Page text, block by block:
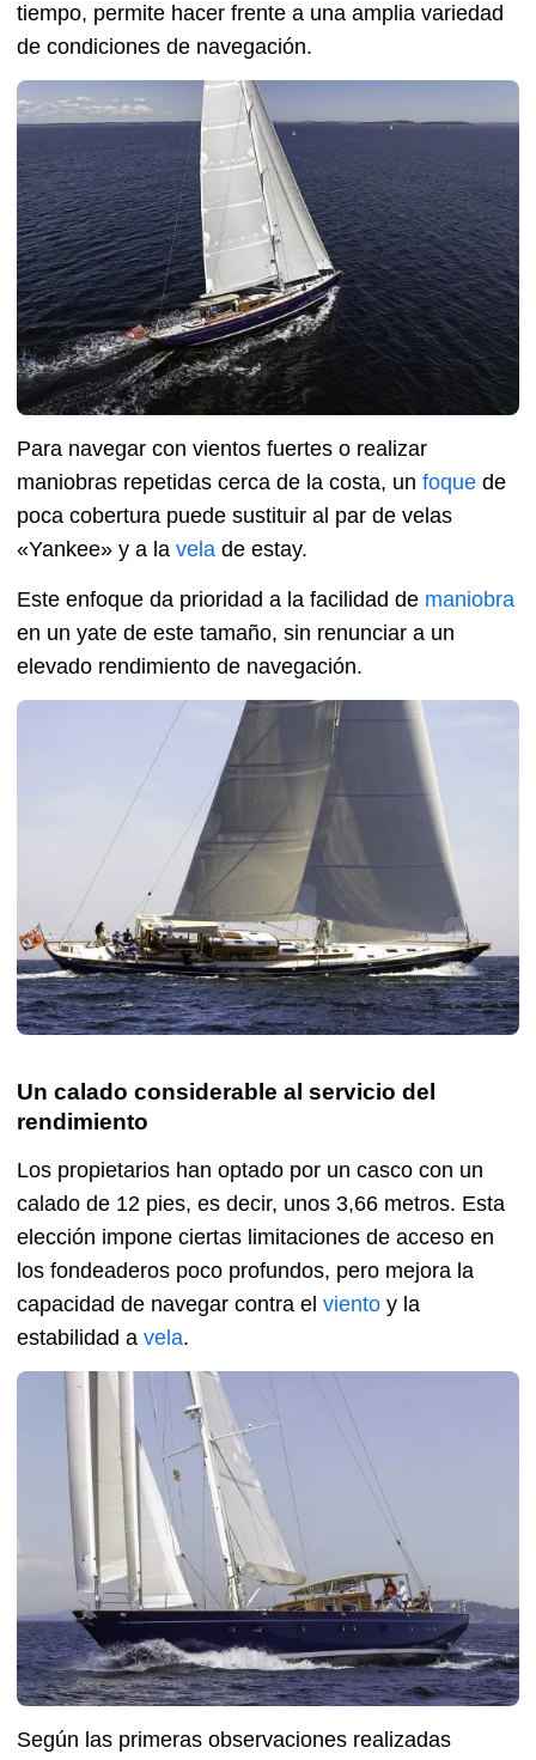
tiempo, permite hacer frente a una amplia variedad
de condiciones de navegación.
Para navegar con vientos fuertes o realizar
maniobras repetidas cerca de la costa, un foque de
poca cobertura puede sustituir al par de velas
«Yankee» y a la vela de estay.
Este enfoque da prioridad a la facilidad de maniobra
en un yate de este tamaño, sin renunciar a un
elevado rendimiento de navegación.
Un calado considerable al servicio del
rendimiento
Los propietarios han optado por un casco con un
calado de 12 pies, es decir, unos 3,66 metros. Esta
elección impone ciertas limitaciones de acceso en
los fondeaderos poco profundos, pero mejora la
capacidad de navegar contra el viento y la
estabilidad a vela.
Según las primeras observaciones realizadas